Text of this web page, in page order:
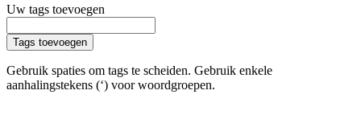
Uw tags toevoegen
Tags toevoegen
Gebruik spaties om tags te scheiden. Gebruik enkele
aanhalingstekens (‘) voor woordgroepen.